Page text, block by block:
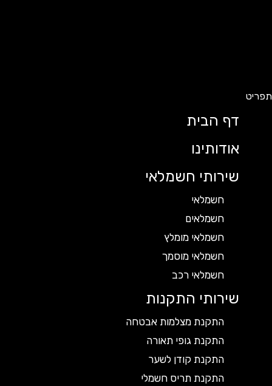
דף הבית
אודותינו
שירותי חשמלאי
חשמלאי
חשמלאים
חשמלאי מומלץ
חשמלאי מוסמך
חשמלאי רכב
שירותי התקנות
התקנת מצלמות אבטחה
התקנת גופי תאורה
התקנת קודן לשער
התקנת תריס חשמלי